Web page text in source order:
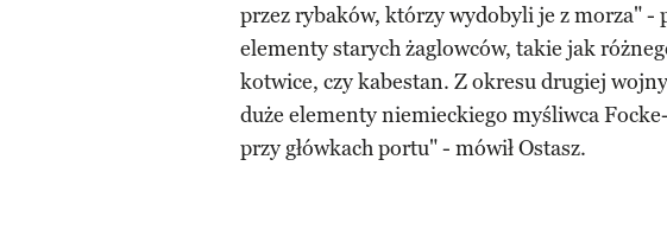
przez rybaków, którzy wydobyli je z morza" -
elementy starych żaglowców, takie jak
kotwice, czy kabestan. Z okresu drugiej
duże elementy niemieckiego myśliwca
przy główkach portu" - mówił Ostasz.